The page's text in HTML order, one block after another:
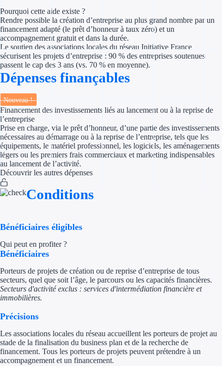
Exonération
Aides Urssaf
Prêt
Appel à projet
Avance
Tous les
Simulateur d'éligibilité
Trouvez des idées de
Pourquoi cette aide existe ?
Rendre possible la création d’entreprise au plus grand nombre par un
financement adapté (le prêt d’honneur à taux zéro) et un
accompagnement gratuit et dans la durée.
Le soutien des associations locales du réseau Initiative France
sécurisent les projets d’entreprise : 90 % des entreprises soutenues
passent le cap des 3 ans (vs. 70 % en moyenne).
Dépenses finançables
Nouveau !
Financement des investissements liés au lancement ou à la reprise de
l’entreprise
Prise en charge, via le prêt d’honneur, d’une partie des investissements
nécessaires au démarrage ou à la reprise de l’entreprise, tels que les
équipements, le matériel professionnel, les logiciels, les aménagements
légers ou les premiers frais commerciaux et marketing indispensables
au lancement de l’activité.
Découvrir les autres dépenses
Conditions
Bénéficiaires éligibles
Qui peut en profiter ?
Bénéficiaires
Porteurs de projets de création ou de reprise d’entreprise de tous
secteurs, quel que soit l’âge, le parcours ou les capacités financières.
Secteurs d'activité exclus : services d'intermédiation financière et
immobilières.
Précisions
Les associations locales du réseau accueillent les porteurs de projet au
stade de la finalisation du business plan et de la recherche de
financement. Tous les porteurs de projets peuvent prétendre à un
accompagnement et un financement.